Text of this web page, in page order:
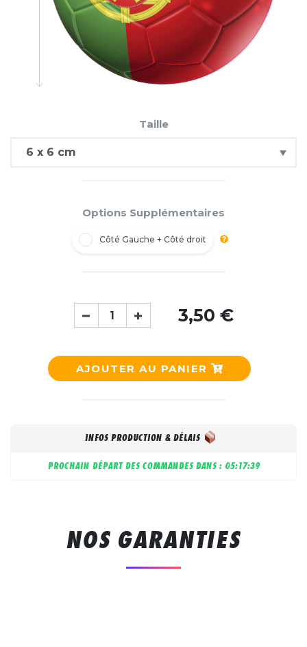
Taille
Options Supplémentaires
Côté Gauche + Côté droit
3,50 €
AJOUTER AU PANIER
INFOS PRODUCTION & DÉLAIS
PROCHAIN DÉPART DES COMMANDES DANS : 05:17:38
NOS GARANTIES